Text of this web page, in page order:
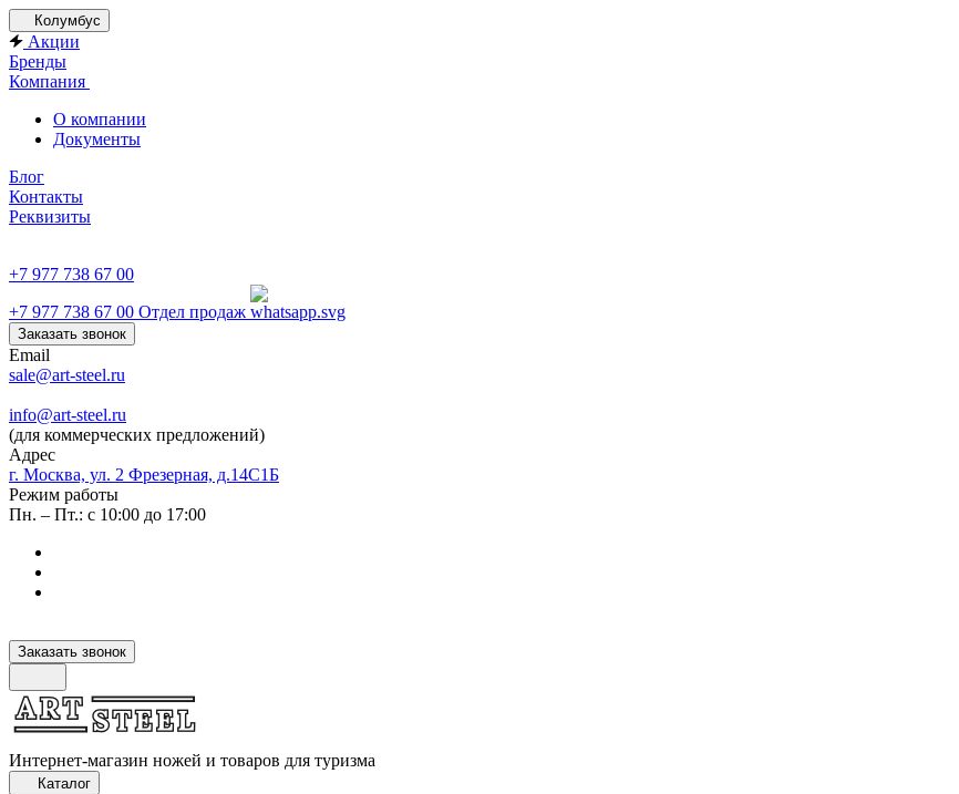
Колумбус
Акции
Бренды
Компания
О компании
Документы
Блог
Контакты
Реквизиты
+7 977 738 67 00
+7 977 738 67 00 Отдел продаж
Заказать звонок
Email
sale@art-steel.ru
info@art-steel.ru
(для коммерческих предложений)
Адрес
г. Москва, ул. 2 Фрезерная, д.14С1Б
Режим работы
Пн. – Пт.: с 10:00 до 17:00
Заказать звонок
Интернет-магазин ножей и товаров для туризма
Каталог